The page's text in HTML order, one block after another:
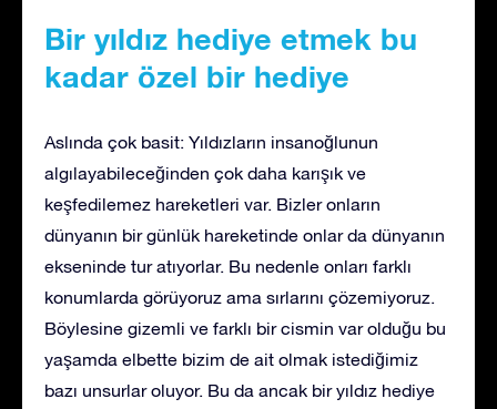
Bir yıldız hediye etmek bu
kadar özel bir hediye
Aslında çok basit: Yıldızların insanoğlunun
algılayabileceğinden çok daha karışık ve
keşfedilemez hareketleri var. Bizler onların
dünyanın bir günlük hareketinde onlar da dünyanın
ekseninde tur atıyorlar. Bu nedenle onları farklı
konumlarda görüyoruz ama sırlarını çözemiyoruz.
Böylesine gizemli ve farklı bir cismin var olduğu bu
yaşamda elbette bizim de ait olmak istediğimiz
bazı unsurlar oluyor. Bu da ancak bir yıldız hediye